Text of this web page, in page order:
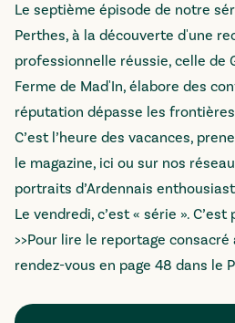
Le septième épisode de notre
Perthes, à la découverte d'une
professionnelle réussie, celle de
Ferme de Mad'In, élabore des
réputation dépasse les
C’est l’heure des vacances,
le magazine, ici ou sur nos
portraits d’Ardennais
Le vendredi, c’est « série ». C’est
>>Pour lire le reportage consacré
rendez-vous en page 48 dans le